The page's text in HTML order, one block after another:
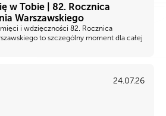
w Tobie | 82. Rocznica
Warszawskiego
i wdzięczności 82. Rocznica
to szczególny moment dla całej
24.07.26